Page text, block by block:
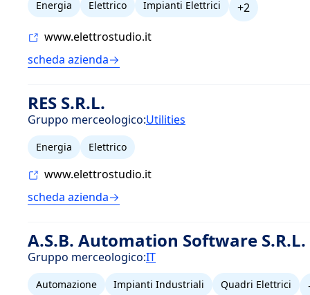
Energia Elettrico Impianti Elettrici
+2
www.elettrostudio.it
scheda azienda
RES S.R.L.
Gruppo merceologico:Utilities
Energia Elettrico
www.elettrostudio.it
scheda azienda
A.S.B. Automation Software S.R.L.
Gruppo merceologico:IT
Automazione Impianti Industriali Quadri Elettrici